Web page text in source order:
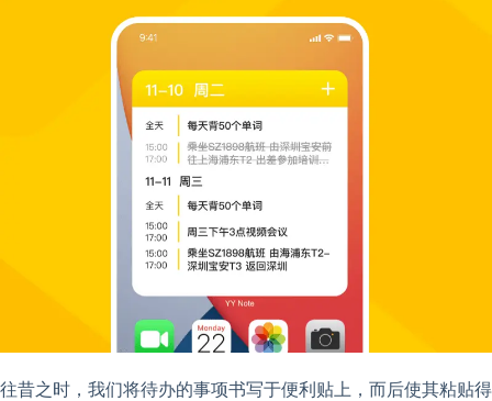
往昔之时，我们将待办的事项书写于便利贴上，而后使其粘贴得